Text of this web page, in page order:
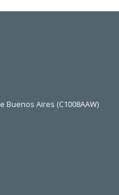
Buenos Aires (C1008AAW)